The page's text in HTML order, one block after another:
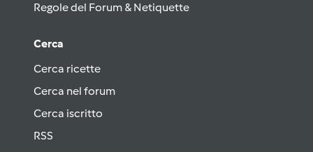
Regole del Forum & Netiquette
Cerca
Cerca ricette
Cerca nel forum
Cerca iscritto
RSS